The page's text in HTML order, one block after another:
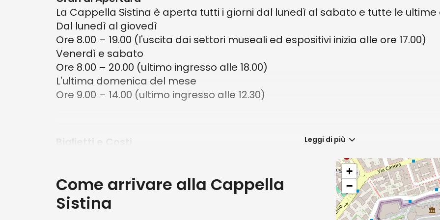
La Cappella Sistina è aperta tutti i giorni dal lunedì al sabato e tutte le
Dal lunedì al giovedì
Ore 8.00 – 19.00 (l'uscita dai settori museali ed espositivi inizia alle ore 17.00)
Venerdì e sabato
Ore 8.00 – 20.00 (ultimo ingresso alle 18.00)
L'ultima domenica del mese
Ore 9.00 – 14.00 (ultimo ingresso alle 12.30)
A partire dal 1° gennaio 2024, il costo del biglietto standard intero per i
alla Cappella Sistina, è di 20 euro. Per le categorie aventi diritto, il biglietto
Per un'esperienza più completa e senza stress, è consigliabile pre
con visita guidata con un esperto storico dell’arte.
Leggi di più
Come arrivare alla Cappella
Sistina
+
−